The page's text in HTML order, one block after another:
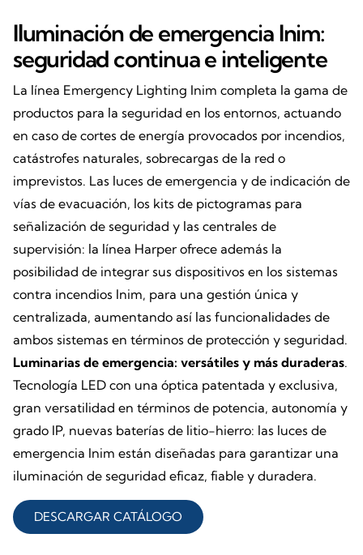
Iluminación de emergencia Inim:
seguridad continua e inteligente
La línea Emergency Lighting Inim completa la gama de
productos para la seguridad en los entornos, actuando
en caso de cortes de energía provocados por incendios,
catástrofes naturales, sobrecargas de la red o
imprevistos. Las luces de emergencia y de indicación de
vías de evacuación, los kits de pictogramas para
señalización de seguridad y las centrales de
supervisión: la línea Harper ofrece además la
posibilidad de integrar sus dispositivos en los sistemas
contra incendios Inim, para una gestión única y
centralizada, aumentando así las funcionalidades de
ambos sistemas en términos de protección y seguridad.
Luminarias de emergencia: versátiles y más duraderas.
Tecnología LED con una óptica patentada y exclusiva,
gran versatilidad en términos de potencia, autonomía y
grado IP, nuevas baterías de litio-hierro: las luces de
emergencia Inim están diseñadas para garantizar una
iluminación de seguridad eficaz, fiable y duradera.
DESCARGAR CATÁLOGO